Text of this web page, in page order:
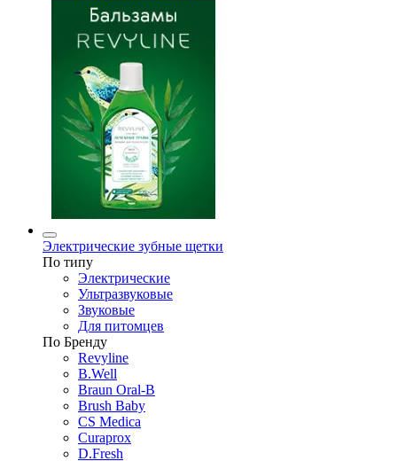
Электрические зубные щетки
По типу
Электрические
Ультразвуковые
Звуковые
Для питомцев
По Бренду
Revyline
B.Well
Braun Oral-B
Brush Baby
CS Medica
Curaprox
D.Fresh